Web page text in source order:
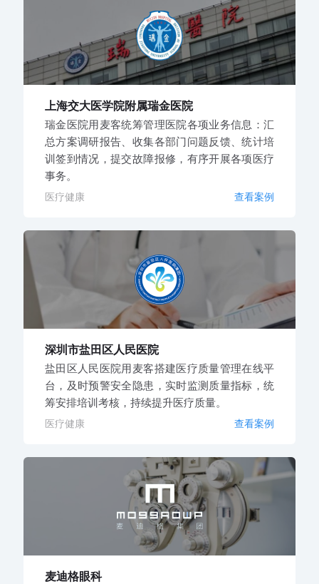
上海交大医学院附属瑞金医院
瑞金医院用麦客统筹管理医院各项业务信息：汇
总方案调研报告、收集各部门问题反馈、统计培
训签到情况，提交故障报修，有序开展各项医疗
事务。
医疗健康 查看案例
深圳市盐田区人民医院
盐田区人民医院用麦客搭建医疗质量管理在线平
台，及时预警安全隐患，实时监测质量指标，统
筹安排培训考核，持续提升医疗质量。
医疗健康 查看案例
麦迪格眼科